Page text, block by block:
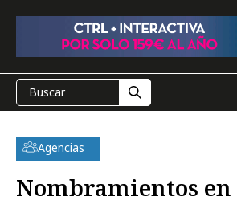
Agencias
Nombramientos en